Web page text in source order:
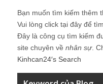
Bạn muốn tìm kiếm thêm
Vui lòng click tại đây để
Đây là công cụ tìm kiếm
site chuyên về nhân sự.
Kinhcan24′s Search